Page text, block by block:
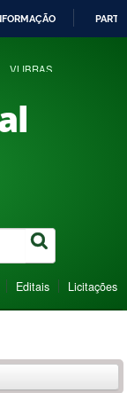
VLIBRAS
Editais Licitações